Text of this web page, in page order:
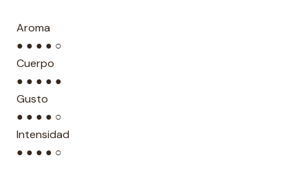
Aroma
● ● ● ● ○
Cuerpo
● ● ● ● ●
Gusto
● ● ● ● ○
Intensidad
● ● ● ● ○